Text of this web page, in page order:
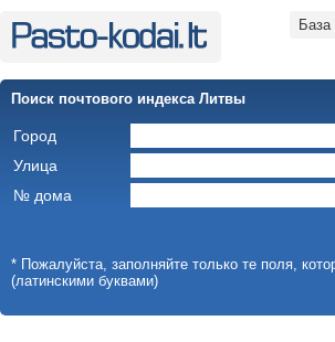
Поиск почтового индекса Литвы
Город
Улица
№ дома
* Пожалуйста, заполняйте только те поля,
(латинскими буквами)